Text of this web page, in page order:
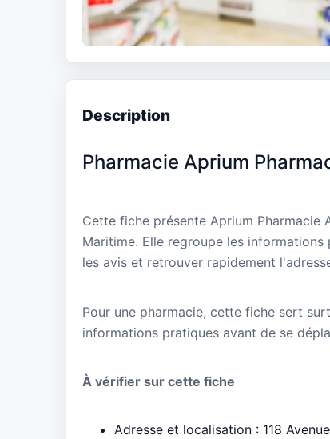
Description
Pharmacie Aprium
Cette fiche présente Aprium Pharmacie
Maritime. Elle regroupe les
les avis et retrouver rapidement
Pour une pharmacie, cette fiche sert
informations pratiques avant de se
À vérifier sur cette fiche
Adresse et localisation : 118